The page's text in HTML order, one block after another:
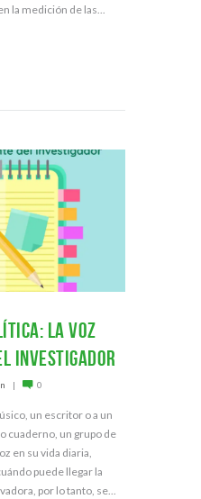
la medición de las...
la voz
investigador
0
un escritor o a un
cuaderno, un grupo de
en su vida diaria,
puede llegar la
por lo tanto, se...